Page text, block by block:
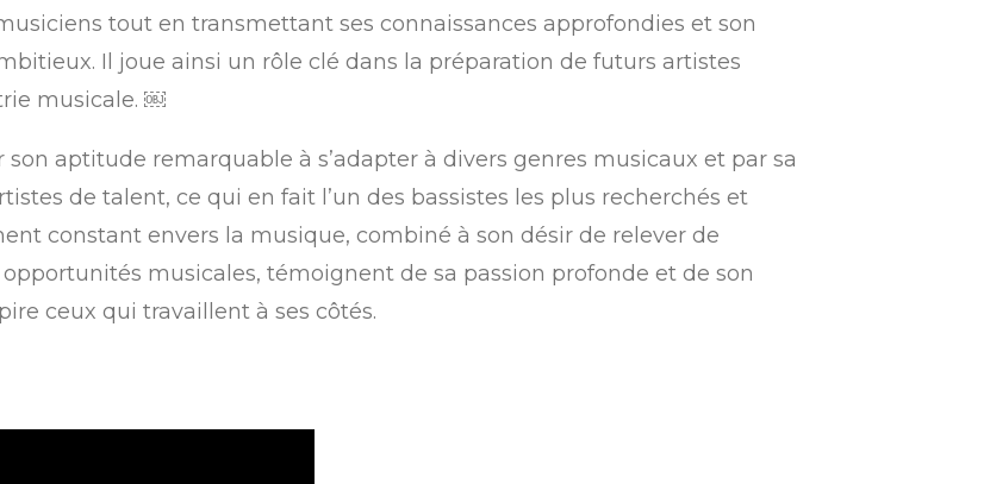
tout en transmettant ses connaissances approfondies et son
Il joue ainsi un rôle clé dans la préparation de futurs artistes
musicale. ￼
aptitude remarquable à s’adapter à divers genres musicaux et par sa
de talent, ce qui en fait l’un des bassistes les plus recherchés et
constant envers la musique, combiné à son désir de relever de
musicales, témoignent de sa passion profonde et de son
ceux qui travaillent à ses côtés.